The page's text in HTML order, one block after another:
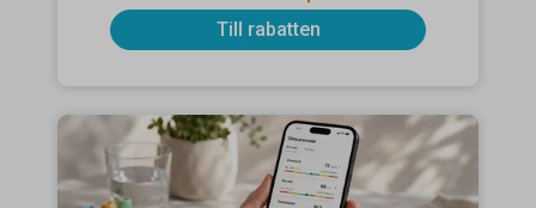
Till rabatten